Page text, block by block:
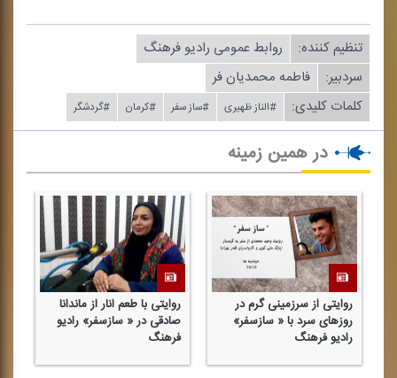
تنظیم كننده:
روابط عمومی رادیو فرهنگ
سردبیر:
فاطمه محمدیان فر
کلمات کلیدی:
#الناز ظهیری #ساز سفر #كرمان #گردشگر
در همین زمینه
روایتی از سرزمینی گرم در
روزهای سرد با « سازسفر»
رادیو فرهنگ
روایتی با طعم انار از ماندانا
صادقی در « سازسفر» رادیو
فرهنگ